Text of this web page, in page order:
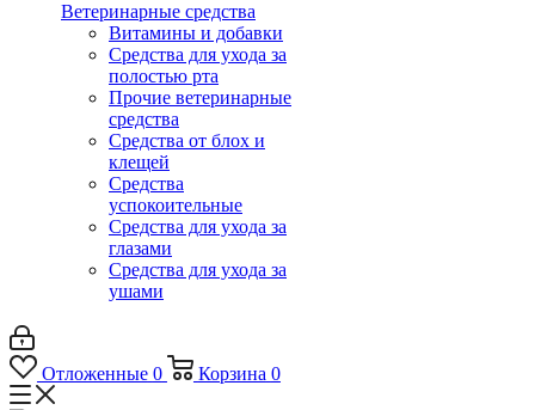
Ветеринарные средства
Витамины и добавки
Средства для ухода за
полостью рта
Прочие ветеринарные
средства
Средства от блох и
клещей
Средства
успокоительные
Средства для ухода за
глазами
Средства для ухода за
ушами
Отложенные 0 Корзина 0